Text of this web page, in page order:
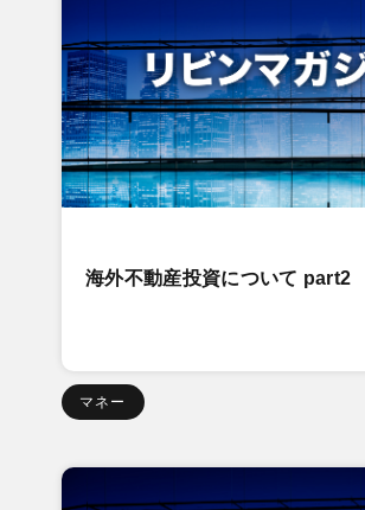
海外不動産投資について part2
マネー